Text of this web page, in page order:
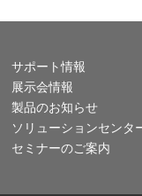
サポート情報
展示会情報
製品のお知らせ
ソリューションセンタ
セミナーのご案内